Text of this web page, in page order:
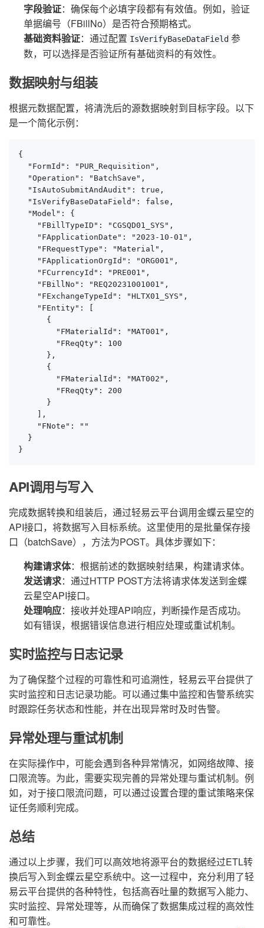
字段验证：确保每个必填字段都有有效值。例如，验证
单据编号（FBillNo）是否符合预期格式。
基础资料验证：通过配置 IsVerifyBaseDataField 参
数，可以选择是否验证所有基础资料的有效性。
数据映射与组装
根据元数据配置，将清洗后的源数据映射到目标字段。以下
是一个简化示例：
{
  "FormId": "PUR_Requisition",
  "Operation": "BatchSave",
  "IsAutoSubmitAndAudit": true,
  "IsVerifyBaseDataField": false,
  "Model": {
    "FBillTypeID": "CGSQD01_SYS",
    "FApplicationDate": "2023-10-01",
    "FRequestType": "Material",
    "FApplicationOrgId": "ORG001",
    "FCurrencyId": "PRE001",
    "FBillNo": "REQ20231001001",
    "FExchangeTypeId": "HLTX01_SYS",
    "FEntity": [
      {
        "FMaterialId": "MAT001",
        "FReqQty": 100
      },
      {
        "FMaterialId": "MAT002",
        "FReqQty": 200
      }
    ],
    "FNote": ""
  }
}
API调用与写入
完成数据转换和组装后，通过轻易云平台调用金蝶云星空的
API接口，将数据写入目标系统。这里使用的是批量保存接
口（batchSave），方法为POST。具体步骤如下：
构建请求体：根据前述的数据映射结果，构建请求体。
发送请求：通过HTTP POST方法将请求体发送到金蝶
云星空API接口。
处理响应：接收并处理API响应，判断操作是否成功。
如有错误，根据错误信息进行相应处理或重试机制。
实时监控与日志记录
为了确保整个过程的可靠性和可追溯性，轻易云平台提供了
实时监控和日志记录功能。可以通过集中监控和告警系统实
时跟踪任务状态和性能，并在出现异常时及时告警。
异常处理与重试机制
在实际操作中，可能会遇到各种异常情况，如网络故障、接
口限流等。为此，需要实现完善的异常处理与重试机制。例
如，对于接口限流问题，可以通过设置合理的重试策略来保
证任务顺利完成。
总结
通过以上步骤，我们可以高效地将源平台的数据经过ETL转
换后写入到金蝶云星空系统中。这一过程中，充分利用了轻
易云平台提供的各种特性，包括高吞吐量的数据写入能力、
实时监控、异常处理等，从而确保了数据集成过程的高效性
和可靠性。